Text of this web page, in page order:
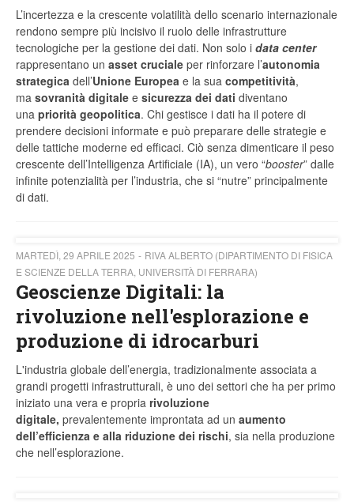
L’incertezza e la crescente volatilità dello scenario internazionale
rendono sempre più incisivo il ruolo delle infrastrutture
tecnologiche per la gestione dei dati. Non solo i data center
rappresentano un asset cruciale per rinforzare l’autonomia
strategica dell’Unione Europea e la sua competitività,
ma sovranità digitale e sicurezza dei dati diventano
una priorità geopolitica. Chi gestisce i dati ha il potere di
prendere decisioni informate e può preparare delle strategie e
delle tattiche moderne ed efficaci. Ciò senza dimenticare il peso
crescente dell’Intelligenza Artificiale (IA), un vero “booster” dalle
infinite potenzialità per l’industria, che si “nutre” principalmente
di dati.
MARTEDÌ, 29 APRILE 2025
RIVA ALBERTO (DIPARTIMENTO DI FISICA
E SCIENZE DELLA TERRA, UNIVERSITÀ DI FERRARA)
Geoscienze Digitali: la
rivoluzione nell'esplorazione e
produzione di idrocarburi
L'industria globale dell’energia, tradizionalmente associata a
grandi progetti infrastrutturali, è uno dei settori che ha per primo
iniziato una vera e propria rivoluzione
digitale, prevalentemente improntata ad un aumento
dell’efficienza e alla riduzione dei rischi, sia nella produzione
che nell’esplorazione.